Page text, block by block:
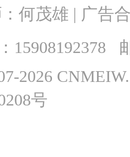
何茂雄 | 广告
15908192378
2026
号